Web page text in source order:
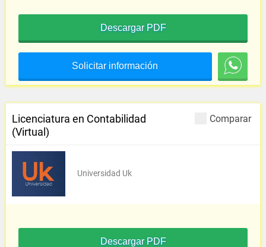
Descargar PDF
Solicitar información
Comparar
Licenciatura en Contabilidad
(Virtual)
Universidad Uk
Descargar PDF